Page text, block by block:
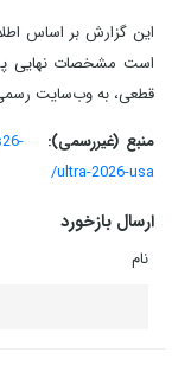
این گزارش بر اساس
است مشخصات نهایی
قطعی، به وب‌سایت
منبع (غیررسمی):
ultra-2026-usa/
ارسال بازخورد
نام